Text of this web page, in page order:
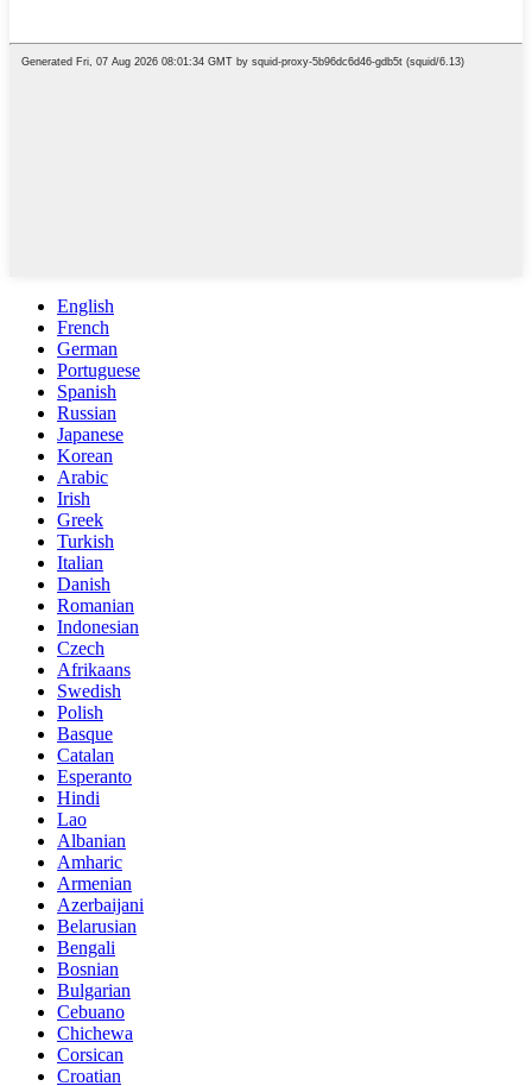
English
French
German
Portuguese
Spanish
Russian
Japanese
Korean
Arabic
Irish
Greek
Turkish
Italian
Danish
Romanian
Indonesian
Czech
Afrikaans
Swedish
Polish
Basque
Catalan
Esperanto
Hindi
Lao
Albanian
Amharic
Armenian
Azerbaijani
Belarusian
Bengali
Bosnian
Bulgarian
Cebuano
Chichewa
Corsican
Croatian